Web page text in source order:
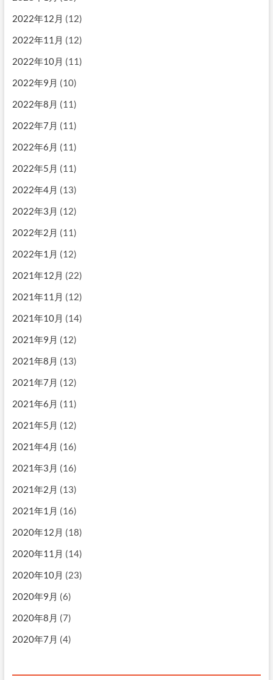
2022年12月 (12)
2022年11月 (12)
2022年10月 (11)
2022年9月 (10)
2022年8月 (11)
2022年7月 (11)
2022年6月 (11)
2022年5月 (11)
2022年4月 (13)
2022年3月 (12)
2022年2月 (11)
2022年1月 (12)
2021年12月 (22)
2021年11月 (12)
2021年10月 (14)
2021年9月 (12)
2021年8月 (13)
2021年7月 (12)
2021年6月 (11)
2021年5月 (12)
2021年4月 (16)
2021年3月 (16)
2021年2月 (13)
2021年1月 (16)
2020年12月 (18)
2020年11月 (14)
2020年10月 (23)
2020年9月 (6)
2020年8月 (7)
2020年7月 (4)